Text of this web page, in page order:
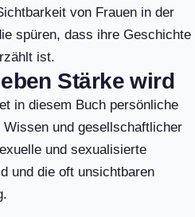
von Frauen in der
spüren, dass ihre Geschichte
ist.
Stärke wird
in diesem Buch persönliche
und gesellschaftlicher
und sexualisierte
und die oft unsichtbaren